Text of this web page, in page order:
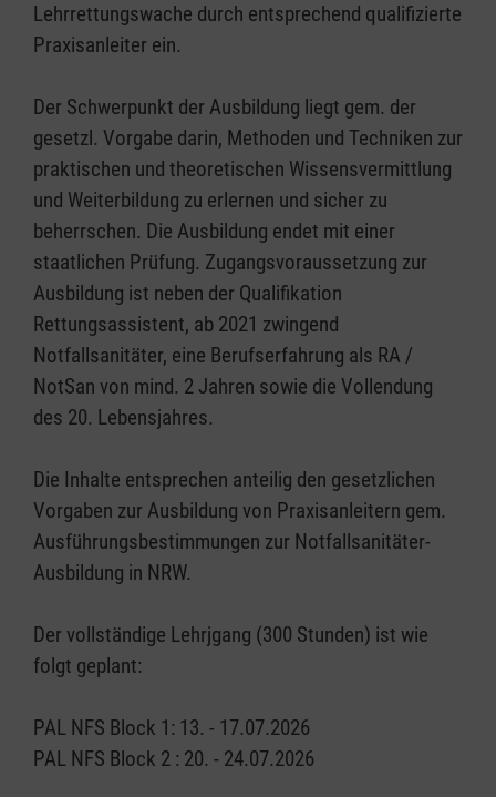
Lehrrettungswache durch entsprechend qualifizierte
Praxisanleiter ein.
Der Schwerpunkt der Ausbildung liegt gem. der
gesetzl. Vorgabe darin, Methoden und Techniken zur
praktischen und theoretischen Wissensvermittlung
und Weiterbildung zu erlernen und sicher zu
beherrschen. Die Ausbildung endet mit einer
staatlichen Prüfung. Zugangsvoraussetzung zur
Ausbildung ist neben der Qualifikation
Rettungsassistent, ab 2021 zwingend
Notfallsanitäter, eine Berufserfahrung als RA /
NotSan von mind. 2 Jahren sowie die Vollendung
des 20. Lebensjahres.
Die Inhalte entsprechen anteilig den gesetzlichen
Vorgaben zur Ausbildung von Praxisanleitern gem.
Ausführungsbestimmungen zur Notfallsanitäter-
Ausbildung in NRW.
Der vollständige Lehrjgang (300 Stunden) ist wie
folgt geplant:
PAL NFS Block 1: 13. - 17.07.2026
PAL NFS Block 2 : 20. - 24.07.2026